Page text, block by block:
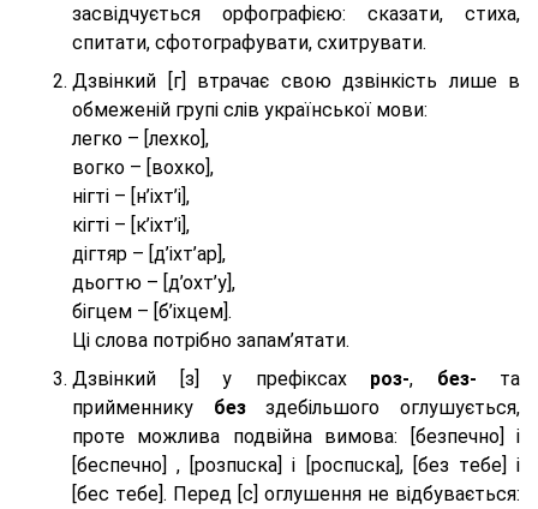
засвідчується орфографією: сказати, стиха,
спитати, сфотографувати, схитрувати.
Дзвінкий [г] втрачає свою дзвінкість лише в
обмеженій групі слів української мови:
легко – [лехко],
вогко – [вохко],
нігті – [н’іхт’і],
кігті – [к’іхт’і],
дігтяр – [д’іхт’ар],
дьогтю – [д’охт’у],
бігцем – [б’іхцем].
Ці слова потрібно запам’ятати.
Дзвінкий [з] у префіксах роз-, без- та
прийменнику безздебільшого оглушується,
проте можлива подвійна вимова: [безпeчно] і
[беспeчно] , [розпuска] і [роспuска], [без тeбе] і
[бес тeбе]. Перед [с] оглушення не відбувається: